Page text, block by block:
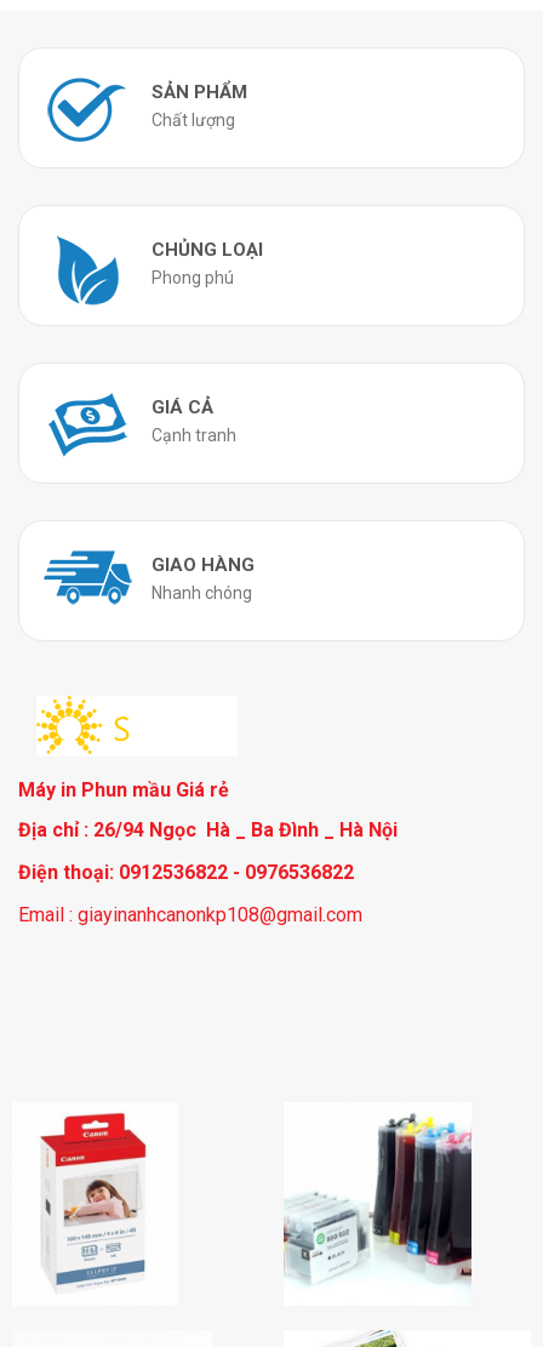
SẢN PHẨM
Chất lượng
CHỦNG LOẠI
Phong phú
GIÁ CẢ
Cạnh tranh
GIAO HÀNG
Nhanh chóng
Máy in Phun mầu Giá rẻ
Địa chỉ : 26/94 Ngọc Hà _ Ba Đình _ Hà Nội
Điện thoại: 0912536822 - 0976536822
Email : giayinanhcanonkp108@gmail.com